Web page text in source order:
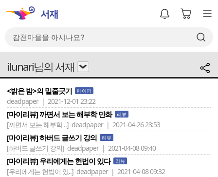
ilunari님의 서재
<밝은 밤>의 밑줄긋기 페이퍼
deadpaper | 2021-12-01 23:22
[마이리뷰] 까면서 보는 해부학 만화 리뷰
[까면서 보는 해부학 ..] deadpaper | 2021-04-26 23:53
[마이리뷰] 하버드 글쓰기 강의 리뷰
[하버드 글쓰기 강의] deadpaper | 2021-04-08 09:40
[마이리뷰] 우리에게는 헌법이 있다 리뷰
[우리에게는 헌법이 있..] deadpaper | 2021-04-08 09:32